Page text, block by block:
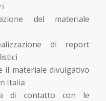
del materiale
di report
il materiale divulgativo
Italia
di contatto con le